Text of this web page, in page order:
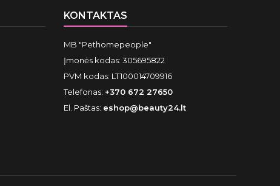
KONTAKTAS
MB "Pethomepeople"
Įmonės kodas: 305695822
PVM kodas: LT100014709916
Telefonas: +370 672 27650
El. Paštas: eshop@beauty24.lt